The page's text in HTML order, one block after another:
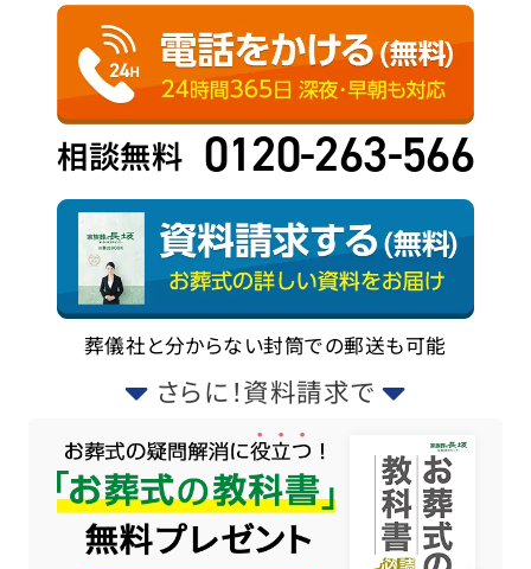
相談無料 0120-263-566
葬儀社と分からない封筒での郵送も可能
さらに！資料請求で